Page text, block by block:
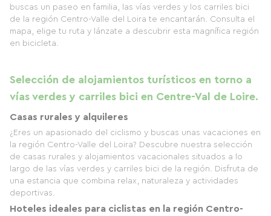
buscas un paseo en familia, las vías verdes y los carriles bici
de la región Centro-Valle del Loira te encantarán. Consulta el
mapa, elige tu ruta y lánzate a descubrir esta magnífica región
en bicicleta.
Selección de alojamientos turísticos en torno a
vías verdes y carriles bici en Centre-Val de Loire.
Casas rurales y alquileres
¿Eres un apasionado del ciclismo y buscas unas vacaciones en
la región Centro-Valle del Loira? Descubre nuestra selección
de casas rurales y alojamientos vacacionales situados a lo
largo de las vías verdes y carriles bici de la región. Disfruta de
una estancia que combina relax, naturaleza y actividades
deportivas.
Hoteles ideales para ciclistas en la región Centro-